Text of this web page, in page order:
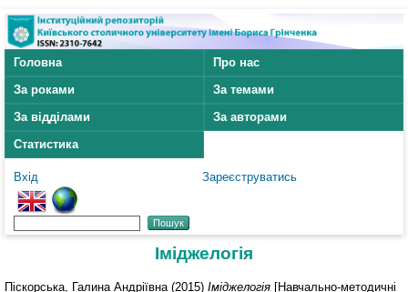
Головна
Про нас
За роками
За темами
За відділами
За авторами
Статистика
Вхід Зареєструватись
Іміджелогія
Піскорська, Галина Андріївна (2015) Іміджелогія [Навчально-методичні